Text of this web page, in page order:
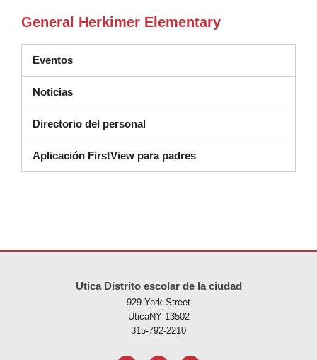
General Herkimer Elementary
Eventos
Noticias
Directorio del personal
Aplicación FirstView para padres
Utica Distrito escolar de la ciudad
929 York Street
UticaNY 13502
315-792-2210